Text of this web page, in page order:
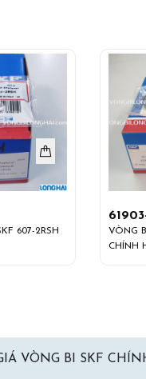
607-2RSH
VÒNG
CHÍNH
VÒNG BI SKF